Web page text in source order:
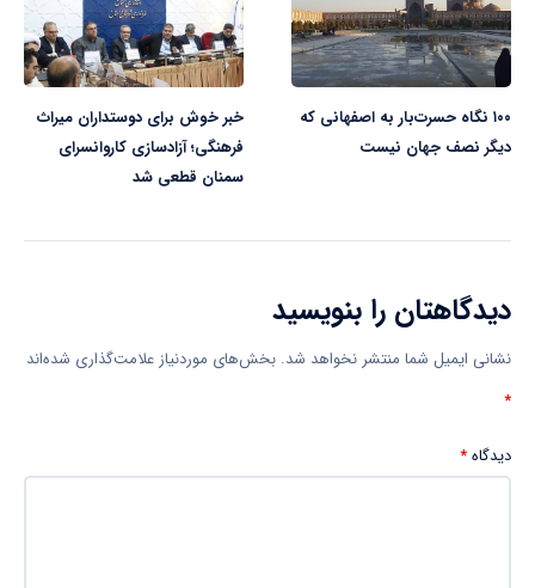
۱۰۰ نگاه حسرت‌بار به اصفهانی که
دیگر نصف جهان نیست
خبر خوش برای دوستداران میراث
فرهنگی؛ آزادسازی کاروانسرای
سمنان قطعی شد
دیدگاهتان را بنویسید
نشانی ایمیل شما منتشر نخواهد شد. بخش‌های موردنیاز علامت‌گذاری شده‌اند
*
دیدگاه*